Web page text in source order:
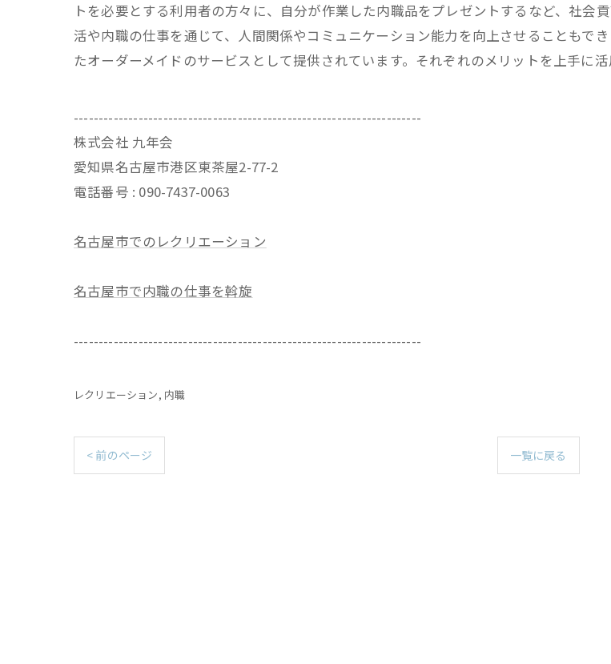
トを必要とする利用者の方々に、自分が作業した内職品をプレゼントするなど、社会
活や内職の仕事を通じて、人間関係やコミュニケーション能力を向上させることもで
たオーダーメイドのサービスとして提供されています。それぞれのメリットを上手に
----------------------------------------------------------------------
株式会社 九年会
愛知県名古屋市港区東茶屋2-77-2
電話番号 : 090-7437-0063
名古屋市でのレクリエーション
名古屋市で内職の仕事を斡旋
----------------------------------------------------------------------
レクリエーション 内職
< 前のページ 一覧に戻る